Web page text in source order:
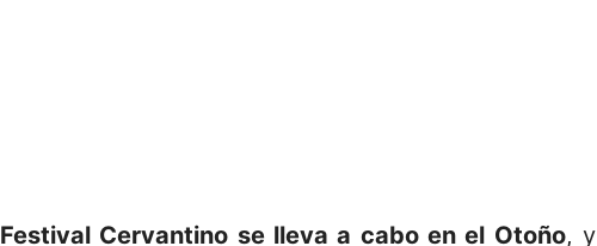
Festival Cervantino se lleva a cabo en el Otoño, y